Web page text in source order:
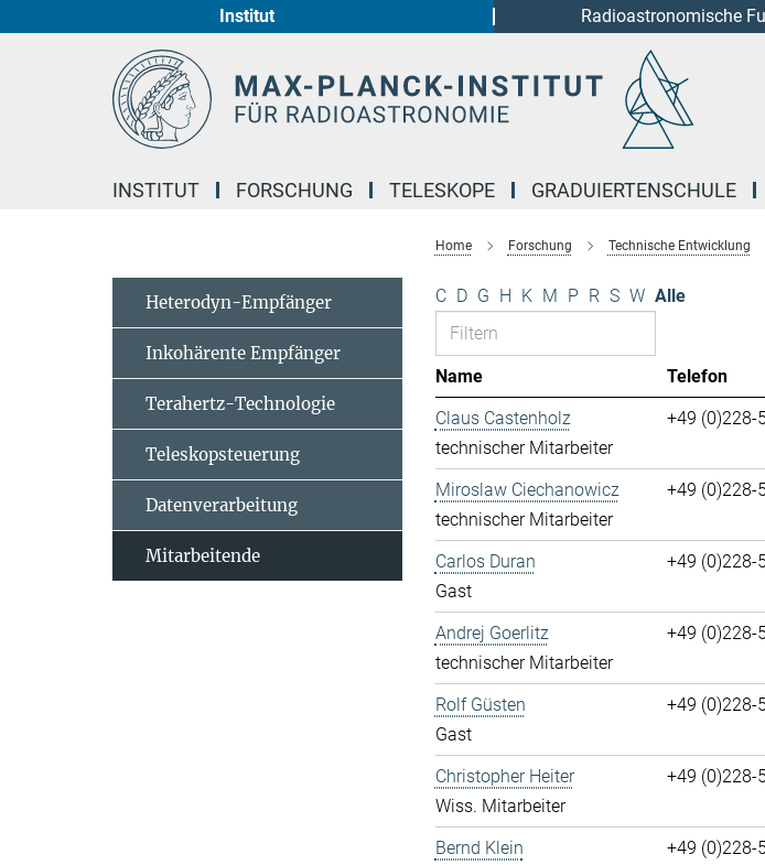
Institut Radioastronomische
INSTITUT FORSCHUNG TELESKOPE GRADUIERTENSCHULE
Home Forschung Technische Entwicklung
C D G H K M P R S W Alle
Name Telefon
Claus Castenholz
technischer Mitarbeiter
+49 (0)228-
Miroslaw Ciechanowicz
technischer Mitarbeiter
+49 (0)228-
Carlos Duran
Gast
+49 (0)228-
Andrej Goerlitz
technischer Mitarbeiter
+49 (0)228-
Rolf Güsten
Gast
+49 (0)228-
Christopher Heiter
Wiss. Mitarbeiter
+49 (0)228-
Bernd Klein
+49 (0)228-
Heterodyn-Empfänger
Inkohärente Empfänger
Terahertz-Technologie
Teleskopsteuerung
Datenverarbeitung
Mitarbeitende